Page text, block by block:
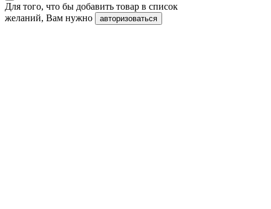
Для того, что бы добавить товар в список
желаний, Вам нужно
авторизоваться